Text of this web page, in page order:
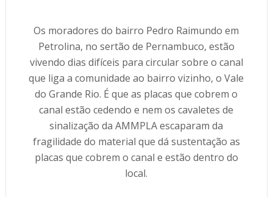
Os moradores do bairro Pedro Raimundo em
Petrolina, no sertão de Pernambuco, estão
vivendo dias difíceis para circular sobre o canal
que liga a comunidade ao bairro vizinho, o Vale
do Grande Rio. É que as placas que cobrem o
canal estão cedendo e nem os cavaletes de
sinalização da AMMPLA escaparam da
fragilidade do material que dá sustentação as
placas que cobrem o canal e estão dentro do
local.